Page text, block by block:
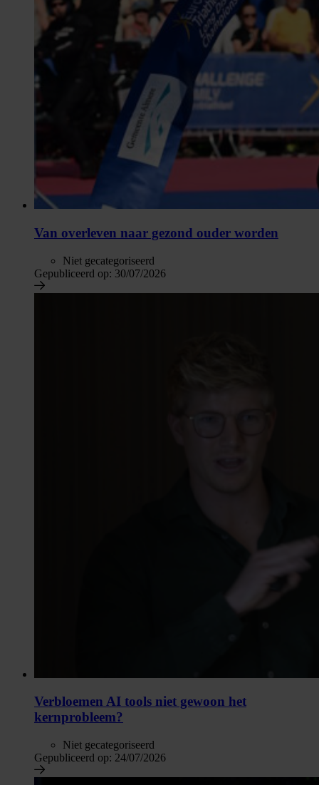
Van overleven naar gezond ouder worden
Niet gecategoriseerd
Gepubliceerd op: 30/07/2026
Verbloemen AI tools niet gewoon het
kernprobleem?
Niet gecategoriseerd
Gepubliceerd op: 24/07/2026